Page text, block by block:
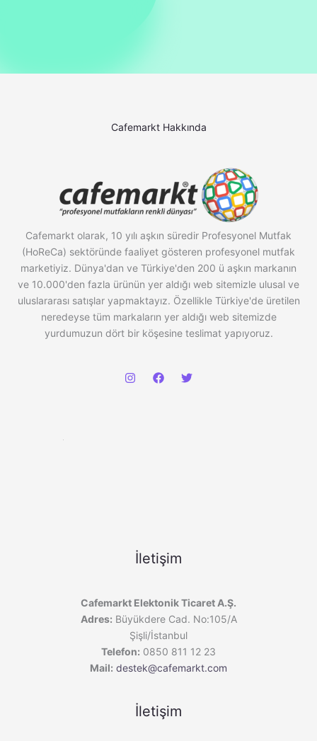
Cafemarkt Hakkında
Cafemarkt olarak, 10 yılı aşkın süredir Profesyonel Mutfak
(HoReCa) sektöründe faaliyet gösteren profesyonel mutfak
marketiyiz. Dünya'dan ve Türkiye'den 200 ü aşkın markanın
ve 10.000'den fazla ürünün yer aldığı web sitemizle ulusal ve
uluslararası satışlar yapmaktayız. Özellikle Türkiye'de üretilen
neredeyse tüm markaların yer aldığı web sitemizde
yurdumuzun dört bir köşesine teslimat yapıyoruz.
İletişim
Cafemarkt Elektonik Ticaret A.Ş.
Adres: Büyükdere Cad. No:105/A
Şişli/İstanbul
Telefon: 0850 811 12 23
Mail: destek@cafemarkt.com
İletişim